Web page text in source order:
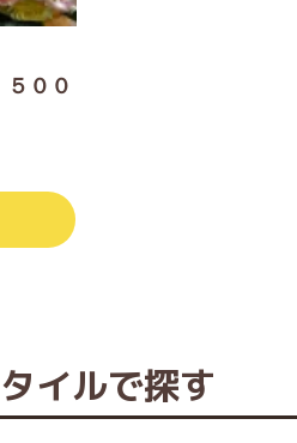
００
イルで探す